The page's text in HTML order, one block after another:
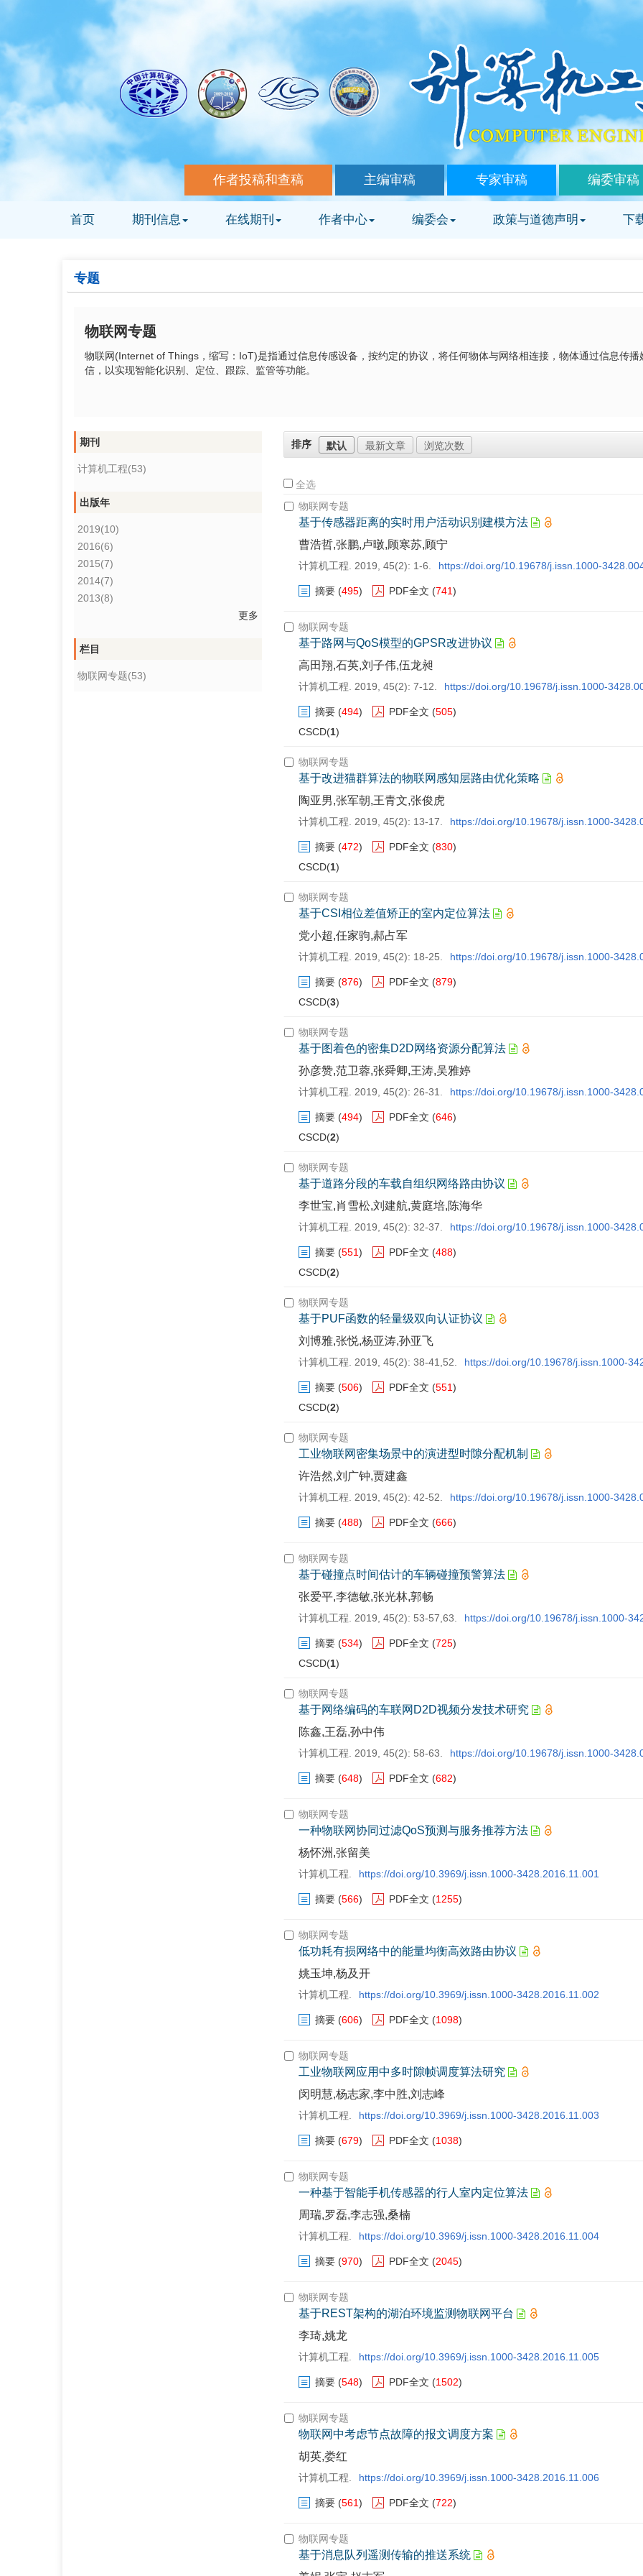
作者投稿和查稿 主编审稿 专家审稿 编委审稿
首页 期刊信息 在线期刊 作者中心 编委会 政策与道德声明 下
专题
物联网专题
物联网(Internet of Things，缩写：IoT)是指通过信息传感设备，按约定的协议，将任何物体与网络相连接，物体通过信息传播
信，以实现智能化识别、定位、跟踪、监管等功能。
期刊
计算机工程(53)
出版年
2019(10)
2016(6)
2015(7)
2014(7)
2013(8)
更多
栏目
物联网专题(53)
排序 默认 最新文章 浏览次数
全选
物联网专题
基于传感器距离的实时用户活动识别建模方法
曹浩哲,张鹏,卢暾,顾寒苏,顾宁
计算机工程. 2019, 45(2): 1-6. https://doi.org/10.19678/j.issn.1000-
摘要 (495) PDF全文 (741)
物联网专题
基于路网与QoS模型的GPSR改进协议
高田翔,石英,刘子伟,伍龙昶
计算机工程. 2019, 45(2): 7-12. https://doi.org/10.19678/j.issn.1000-
摘要 (494) PDF全文 (505)
CSCD(1)
物联网专题
基于改进猫群算法的物联网感知层路由优化策略
陶亚男,张军朝,王青文,张俊虎
计算机工程. 2019, 45(2): 13-17. https://doi.org/10.19678/j.issn.1000-
摘要 (472) PDF全文 (830)
CSCD(1)
物联网专题
基于CSI相位差值矫正的室内定位算法
党小超,任家驹,郝占军
计算机工程. 2019, 45(2): 18-25. https://doi.org/10.19678/j.issn.1000-
摘要 (876) PDF全文 (879)
CSCD(3)
物联网专题
基于图着色的密集D2D网络资源分配算法
孙彦赞,范卫蓉,张舜卿,王涛,吴雅婷
计算机工程. 2019, 45(2): 26-31. https://doi.org/10.19678/j.issn.1000-
摘要 (494) PDF全文 (646)
CSCD(2)
物联网专题
基于道路分段的车载自组织网络路由协议
李世宝,肖雪松,刘建航,黄庭培,陈海华
计算机工程. 2019, 45(2): 32-37. https://doi.org/10.19678/j.issn.1000-
摘要 (551) PDF全文 (488)
CSCD(2)
物联网专题
基于PUF函数的轻量级双向认证协议
刘博雅,张悦,杨亚涛,孙亚飞
计算机工程. 2019, 45(2): 38-41,52. https://doi.org/10.19678/j.issn.1000-
摘要 (506) PDF全文 (551)
CSCD(2)
物联网专题
工业物联网密集场景中的演进型时隙分配机制
许浩然,刘广钟,贾建鑫
计算机工程. 2019, 45(2): 42-52. https://doi.org/10.19678/j.issn.1000-
摘要 (488) PDF全文 (666)
物联网专题
基于碰撞点时间估计的车辆碰撞预警算法
张爱平,李德敏,张光林,郭畅
计算机工程. 2019, 45(2): 53-57,63. https://doi.org/10.19678/j.issn.1000-
摘要 (534) PDF全文 (725)
CSCD(1)
物联网专题
基于网络编码的车联网D2D视频分发技术研究
陈鑫,王磊,孙中伟
计算机工程. 2019, 45(2): 58-63. https://doi.org/10.19678/j.issn.1000-
摘要 (648) PDF全文 (682)
物联网专题
一种物联网协同过滤QoS预测与服务推荐方法
杨怀洲,张留美
计算机工程. https://doi.org/10.3969/j.issn.1000-3428.2016.11.001
摘要 (566) PDF全文 (1255)
物联网专题
低功耗有损网络中的能量均衡高效路由协议
姚玉坤,杨及开
计算机工程. https://doi.org/10.3969/j.issn.1000-3428.2016.11.002
摘要 (606) PDF全文 (1098)
物联网专题
工业物联网应用中多时隙帧调度算法研究
闵明慧,杨志家,李中胜,刘志峰
计算机工程. https://doi.org/10.3969/j.issn.1000-3428.2016.11.003
摘要 (679) PDF全文 (1038)
物联网专题
一种基于智能手机传感器的行人室内定位算法
周瑞,罗磊,李志强,桑楠
计算机工程. https://doi.org/10.3969/j.issn.1000-3428.2016.11.004
摘要 (970) PDF全文 (2045)
物联网专题
基于REST架构的湖泊环境监测物联网平台
李琦,姚龙
计算机工程. https://doi.org/10.3969/j.issn.1000-3428.2016.11.005
摘要 (548) PDF全文 (1502)
物联网专题
物联网中考虑节点故障的报文调度方案
胡英,娄红
计算机工程. https://doi.org/10.3969/j.issn.1000-3428.2016.11.006
摘要 (561) PDF全文 (722)
物联网专题
基于消息队列遥测传输的推送系统